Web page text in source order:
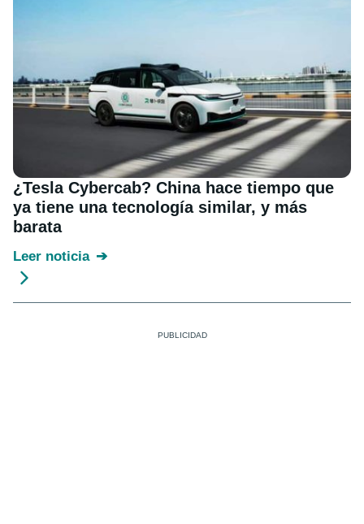
¿Tesla Cybercab? China hace tiempo que
ya tiene una tecnología similar, y más
barata
Leer noticia